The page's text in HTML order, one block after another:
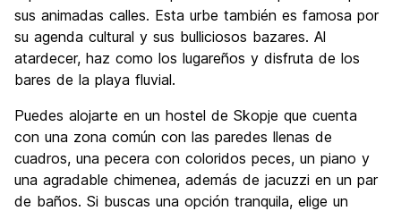
sus animadas calles. Esta urbe también es famosa por
su agenda cultural y sus bulliciosos bazares. Al
atardecer, haz como los lugareños y disfruta de los
bares de la playa fluvial.
Puedes alojarte en un hostel de Skopje que cuenta
con una zona común con las paredes llenas de
cuadros, una pecera con coloridos peces, un piano y
una agradable chimenea, además de jacuzzi en un par
de baños. Si buscas una opción tranquila, elige un